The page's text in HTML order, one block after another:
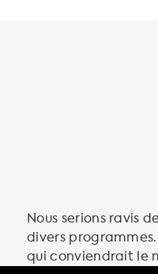
Nous serions ravis
divers
qui conviendrait le